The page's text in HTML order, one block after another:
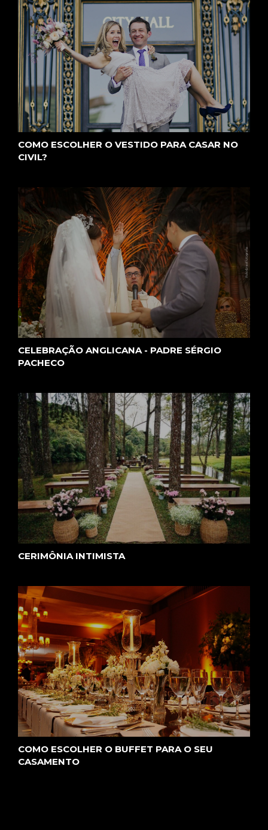
COMO ESCOLHER O VESTIDO PARA CASAR NO
CIVIL?
CELEBRAÇÃO ANGLICANA - PADRE SÉRGIO
PACHECO
CERIMÔNIA INTIMISTA
COMO ESCOLHER O BUFFET PARA O SEU
CASAMENTO